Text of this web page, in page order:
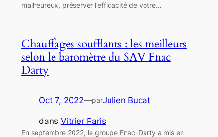
malheureux, préserver l’efficacité de votre…
Chauffages soufflants : les meilleurs
selon le baromètre du SAV Fnac
Darty
Oct 7, 2022—parJulien Bucat
dans Vitrier Paris
En septembre 2022, le groupe Fnac-Darty a mis en